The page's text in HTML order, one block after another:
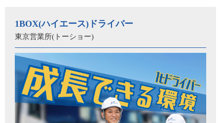
1BOX(ハイエース)ドライバー
東京営業所(トーショー)